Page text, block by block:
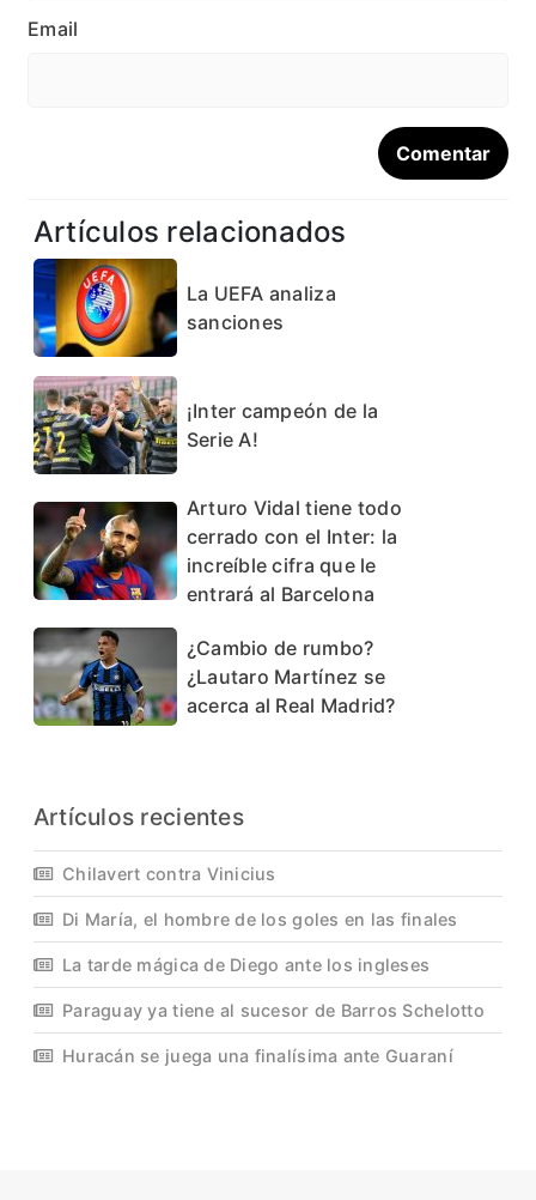
Email
Artículos relacionados
La UEFA analiza
sanciones
¡Inter campeón de la
Serie A!
Arturo Vidal tiene todo
cerrado con el Inter: la
increíble cifra que le
entrará al Barcelona
¿Cambio de rumbo?
¿Lautaro Martínez se
acerca al Real Madrid?
Artículos recientes
Chilavert contra Vinicius
Di María, el hombre de los goles en las finales
La tarde mágica de Diego ante los ingleses
Paraguay ya tiene al sucesor de Barros Schelotto
Huracán se juega una finalísima ante Guaraní